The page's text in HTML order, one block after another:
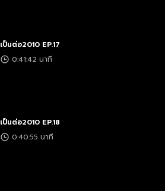
เป็นต่อ2010 EP.17
0:41:42 นาที
เป็นต่อ2010 EP.18
0:40:55 นาที